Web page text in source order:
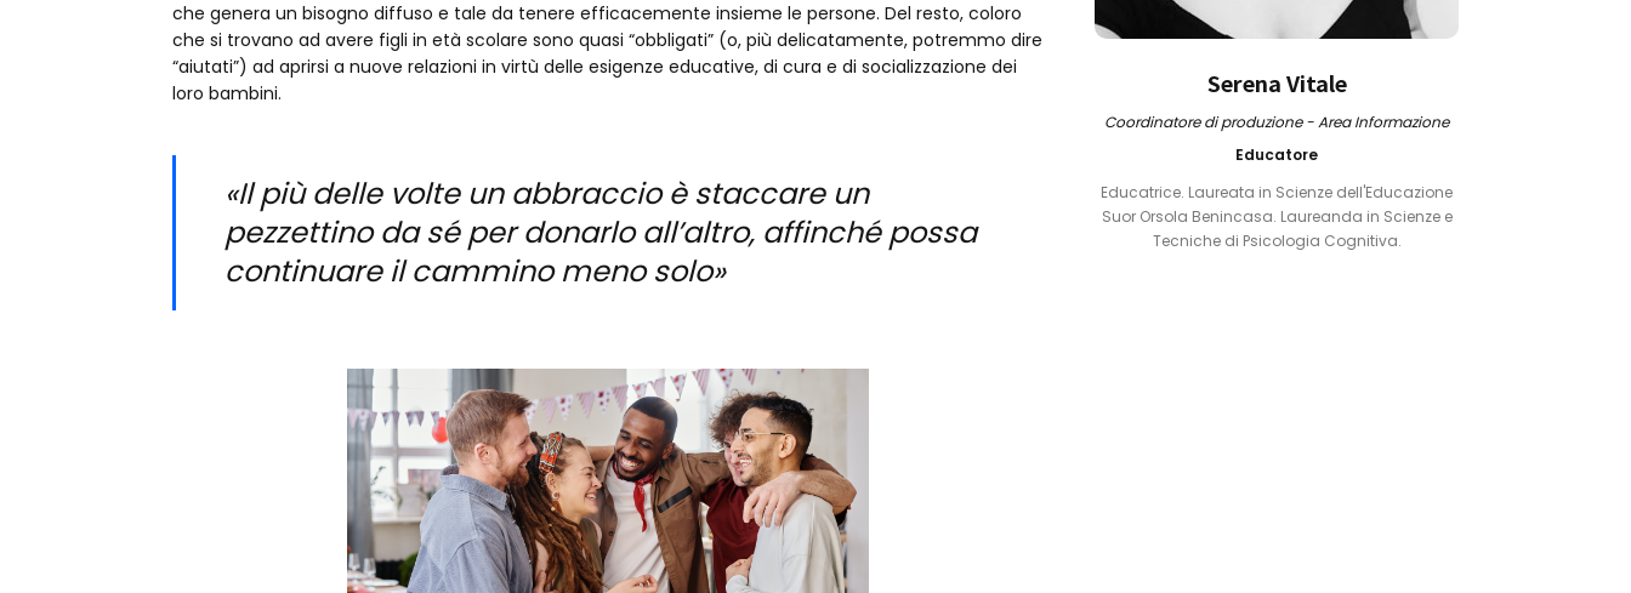
che genera un bisogno diffuso e tale da tenere efficacemente insieme le persone. Del resto, coloro
che si trovano ad avere figli in età scolare sono quasi “obbligati” (o, più delicatamente, potremmo dire
“aiutati”) ad aprirsi a nuove relazioni in virtù delle esigenze educative, di cura e di socializzazione dei
loro bambini.
«Il più delle volte un abbraccio è staccare un
pezzettino da sé per donarlo all’altro, affinché possa
continuare il cammino meno solo»
Serena Vitale
Coordinatore di produzione - Area Informazione
Educatore
Educatrice. Laureata in Scienze dell'Educazione
Suor Orsola Benincasa. Laureanda in Scienze e
Tecniche di Psicologia Cognitiva.